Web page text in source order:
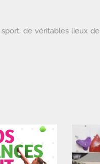
de véritables lieux